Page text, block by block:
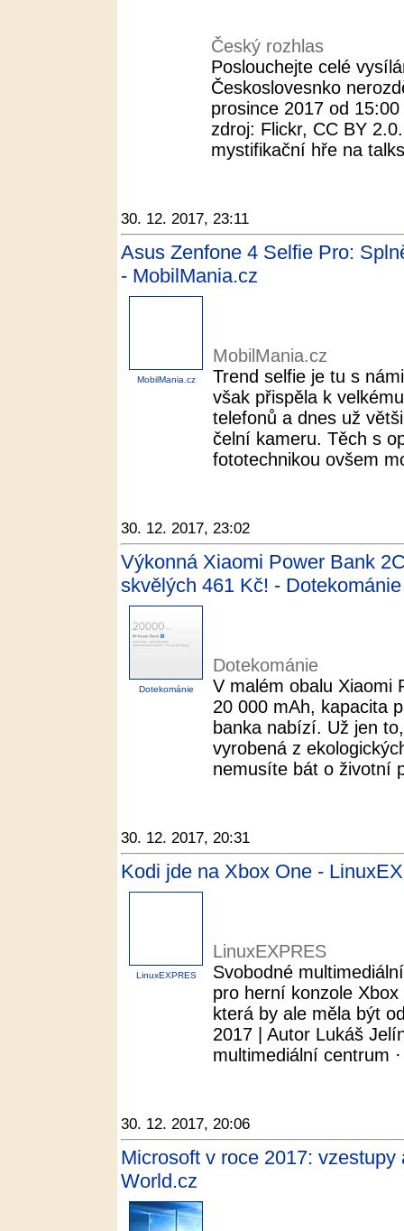
Český rozhlas
Poslouchejte celé
Českoslovesnko
prosince 2017 od
zdroj: Flickr, CC BY
mystifikační hře na
30. 12. 2017, 23:11
Asus Zenfone 4 Selfie Pro:
- MobilMania.cz
MobilMania.cz
MobilMania.cz
Trend selfie je tu s
však přispěla k
telefonů a dnes už
čelní kameru. Těch s
fototechnikou ovšem
30. 12. 2017, 23:02
Výkonná Xiaomi Power Bank
skvělých 461 Kč! - Dotekománie
Dotekománie
Dotekománie
V malém obalu Xiaomi
20 000 mAh, kapacita
banka nabízí. Už jen
vyrobená z
nemusíte bát o životní
30. 12. 2017, 20:31
Kodi jde na Xbox One -
LinuxEXPRES
LinuxEXPRES
Svobodné
pro herní konzole
která by ale měla být
2017 | Autor Lukáš
multimediální centrum
30. 12. 2017, 20:06
Microsoft v roce 2017:
World.cz